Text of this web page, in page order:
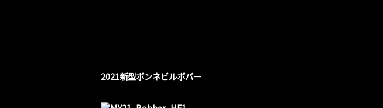
2021新型ボンネビルボバー